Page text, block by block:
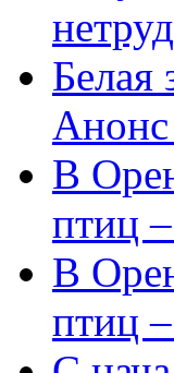
Белая
Анонс
В
птиц
В
птиц